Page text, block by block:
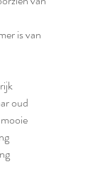
is van
oud